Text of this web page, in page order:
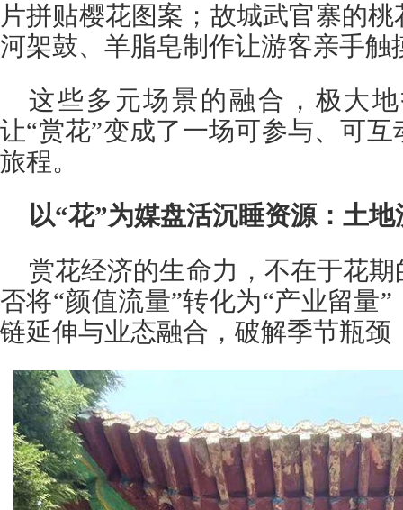
片拼贴樱花图案；故城武官寨的
河架鼓、羊脂皂制作让游客亲手触
这些多元场景的融合，极大
让“赏花”变成了一场可参与、可
旅程。
以“花”为媒盘活沉睡资源：土
赏花经济的生命力，不在于花
否将“颜值流量”转化为“产业留量
链延伸与业态融合，破解季节瓶颈